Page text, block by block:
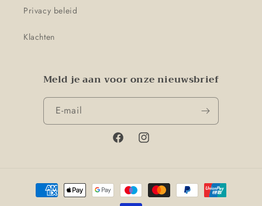
Privacy beleid
Klachten
Meld je aan voor onze nieuwsbrief
E‑mail
FacebookInstagram
Betaalmethoden